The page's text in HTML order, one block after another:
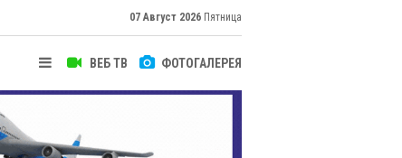
07 Август 2026 Пятница
ВЕБ ТВ ФОТОГАЛЕРЕЯ